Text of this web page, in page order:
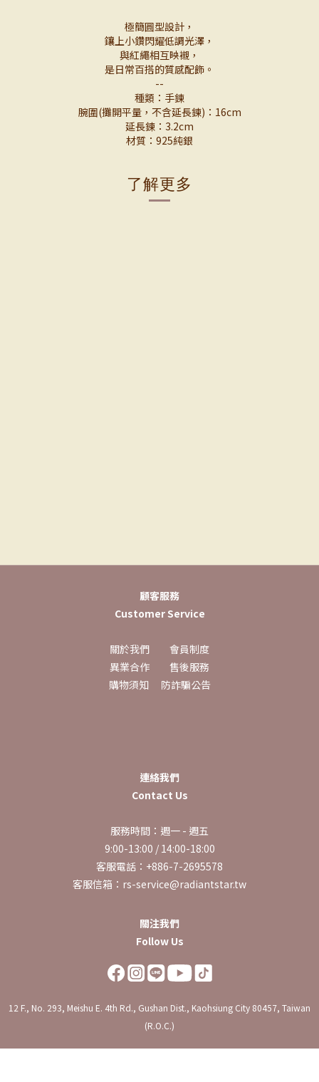
極簡圓型設計，
鑲上小鑽閃耀低調光澤，
與紅繩相互映襯，
是日常百搭的質感配飾。
--
種類：手鍊
腕圍(攤開平量，不含延長鍊)：16cm
延長鍊：3.2cm
材質：925純銀
了解更多
顧客服務
Customer Service
關於我們
會員制度
異業合作
售後服務
購物須知
防詐騙公告
連絡我們
Contact Us
服務時間：週一 - 週五
9:00-13:00 / 14:00-18:00
客服電話：+886-7-2695578
客服信箱：rs-service@radiantstar.tw
關注我們
Follow Us
12 F., No. 293, Meishu E. 4th Rd., Gushan Dist., Kaohsiung City 80457, Taiwan
(R.O.C.)